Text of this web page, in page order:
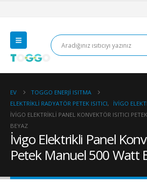
EV
TOGGO ENERJI ISITMA
ELEKTRIKLI RADYATÖR PETEK ISITICI,
İVIGO
İVIGO ELEKTRIKLI PANEL KONVEKTÖR ISITICI
BEYAZ
İvigo Elektrikli Panel
Petek Manuel 500 Watt